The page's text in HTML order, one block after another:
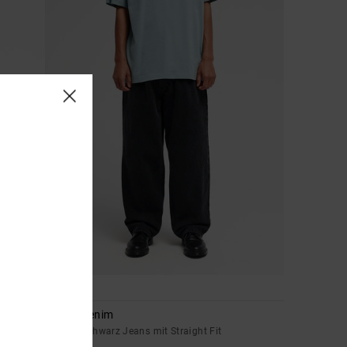
Drifter Denim
Männer Schwarz Jeans mit Straight Fit